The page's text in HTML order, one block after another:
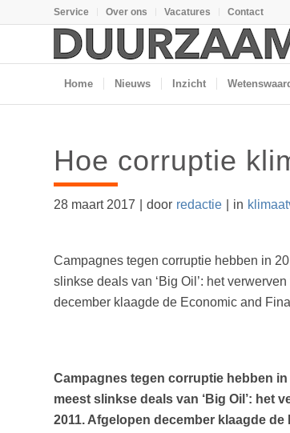
Service Over ons Vacatures Contact
Home Nieuws Inzicht
Hoe corruptie
28 maart 2017 door redactie in
Campagnes tegen corruptie hebben in
slinkse deals van ‘Big Oil’: het
december klaagde de Economic and
Campagnes tegen corruptie hebben
meest slinkse deals van ‘Big Oil’: het
2011. Afgelopen december klaagde